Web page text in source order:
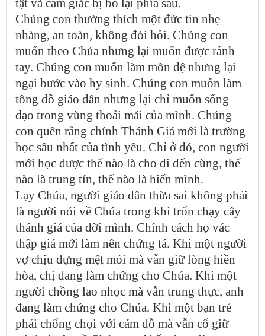
tật và cảm giác bị bỏ lại phía sau.
Chúng con thường thích một đức tin nhẹ
nhàng, an toàn, không đòi hỏi. Chúng con
muốn theo Chúa nhưng lại muốn được rảnh
tay. Chúng con muốn làm môn đệ nhưng lại
ngại bước vào hy sinh. Chúng con muốn làm
tông đồ giáo dân nhưng lại chỉ muốn sống
đạo trong vùng thoải mái của mình. Chúng
con quên rằng chính Thánh Giá mới là trường
học sâu nhất của tình yêu. Chỉ ở đó, con người
mới học được thế nào là cho đi đến cùng, thế
nào là trung tín, thế nào là hiến mình.
Lạy Chúa, người giáo dân thừa sai không phải
là người nói về Chúa trong khi trốn chạy cây
thánh giá của đời mình. Chính cách họ vác
thập giá mới làm nên chứng tá. Khi một người
vợ chịu đựng mệt mỏi mà vẫn giữ lòng hiền
hòa, chị đang làm chứng cho Chúa. Khi một
người chồng lao nhọc mà vẫn trung thực, anh
đang làm chứng cho Chúa. Khi một bạn trẻ
phải chống chọi với cám dỗ mà vẫn cố giữ